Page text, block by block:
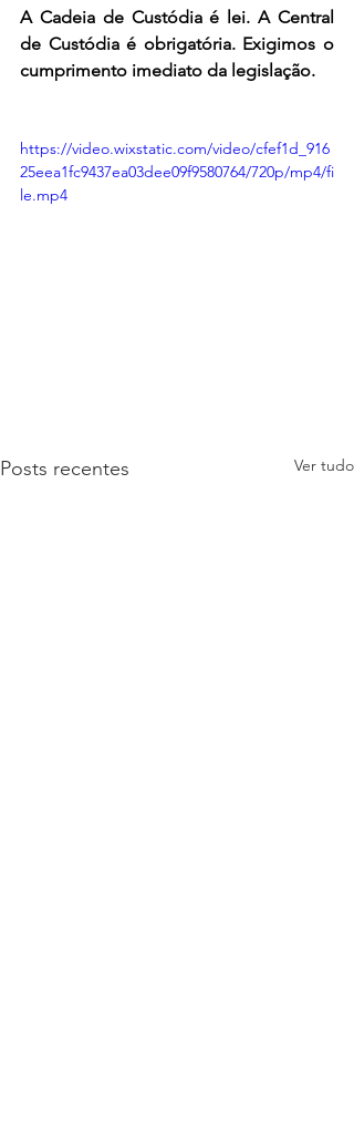
A Cadeia de Custódia é lei. A Central
de Custódia é obrigatória. Exigimos o
cumprimento imediato da legislação.
https://video.wixstatic.com/video/cfef1d_916
25eea1fc9437ea03dee09f9580764/720p/mp4/fi
le.mp4
Posts recentes Ver tudo